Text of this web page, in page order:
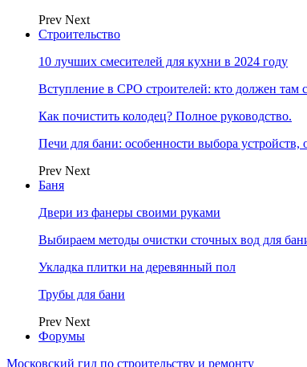
Prev Next
Строительство
10 лучших смесителей для кухни в 2024 году
Вступление в СРО строителей: кто должен там
Как почистить колодец? Полное руководство.
Печи для бани: особенности выбора
Prev Next
Баня
Двери из фанеры своими руками
Выбираем методы очистки сточных вод для
Укладка плитки на деревянный пол
Трубы для бани
Prev Next
Форумы
Московский гид по строительству и ремонту